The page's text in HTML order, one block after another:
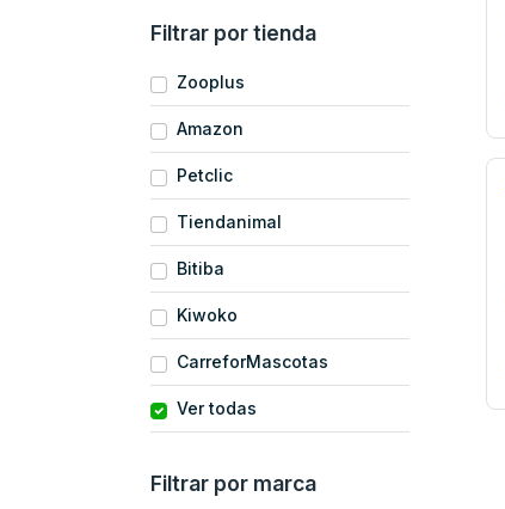
Filtrar por tienda
Zooplus
Amazon
Petclic
Tiendanimal
Bitiba
Kiwoko
CarreforMascotas
Ver todas
Filtrar por marca